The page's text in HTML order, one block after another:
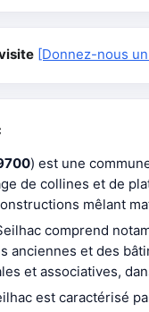
[Donnez-nous
) est une
de collines et de
mêlant
comprend
anciennes et des
et associatives,
est caractérisé